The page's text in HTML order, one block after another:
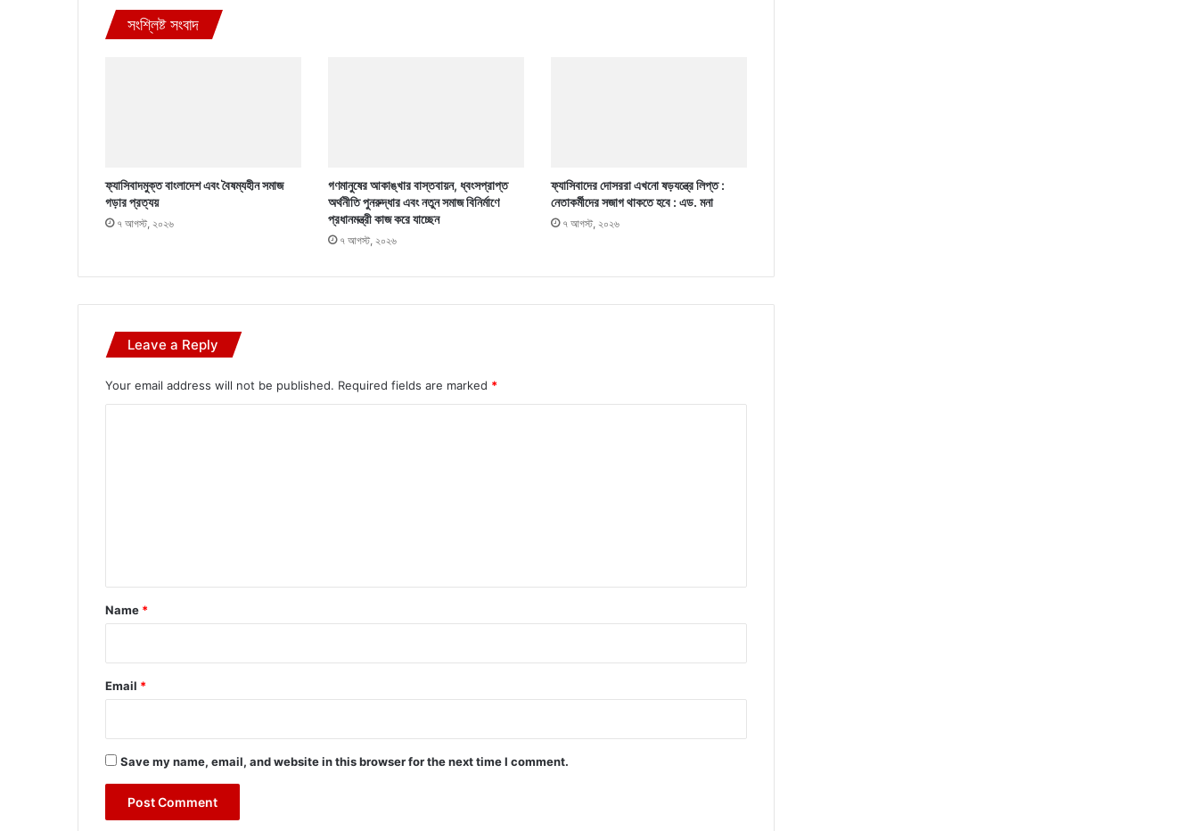
সংশ্লিষ্ট সংবাদ
ফ্যাসিবাদমুক্ত বাংলাদেশ এবং বৈষম্যহীন সমাজ
গড়ার প্রত্যয়
৭ আগস্ট, ২০২৬
গণমানুষের আকাঙ্খার বাস্তবায়ন, ধ্বংসপ্রাপ্ত
অর্থনীতি পুনরুদ্ধার এবং নতুন সমাজ বিনির্মাণে
প্রধানমন্ত্রী কাজ করে যাচ্ছেন
৭ আগস্ট, ২০২৬
ফ্যাসিবাদের দোসররা এখনো ষড়যন্ত্রে লিপ্ত :
নেতাকর্মীদের সজাগ থাকতে হবে : এড. মনা
৭ আগস্ট, ২০২৬
Leave a Reply
Your email address will not be published. Required fields are marked *
*
Name *
Email *
Save my name, email, and website in this browser for the next time I comment.